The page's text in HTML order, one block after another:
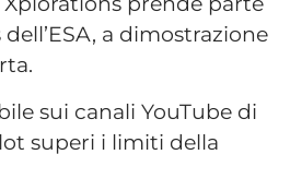
a dimostrazione
sui canali YouTube di
superi i limiti della